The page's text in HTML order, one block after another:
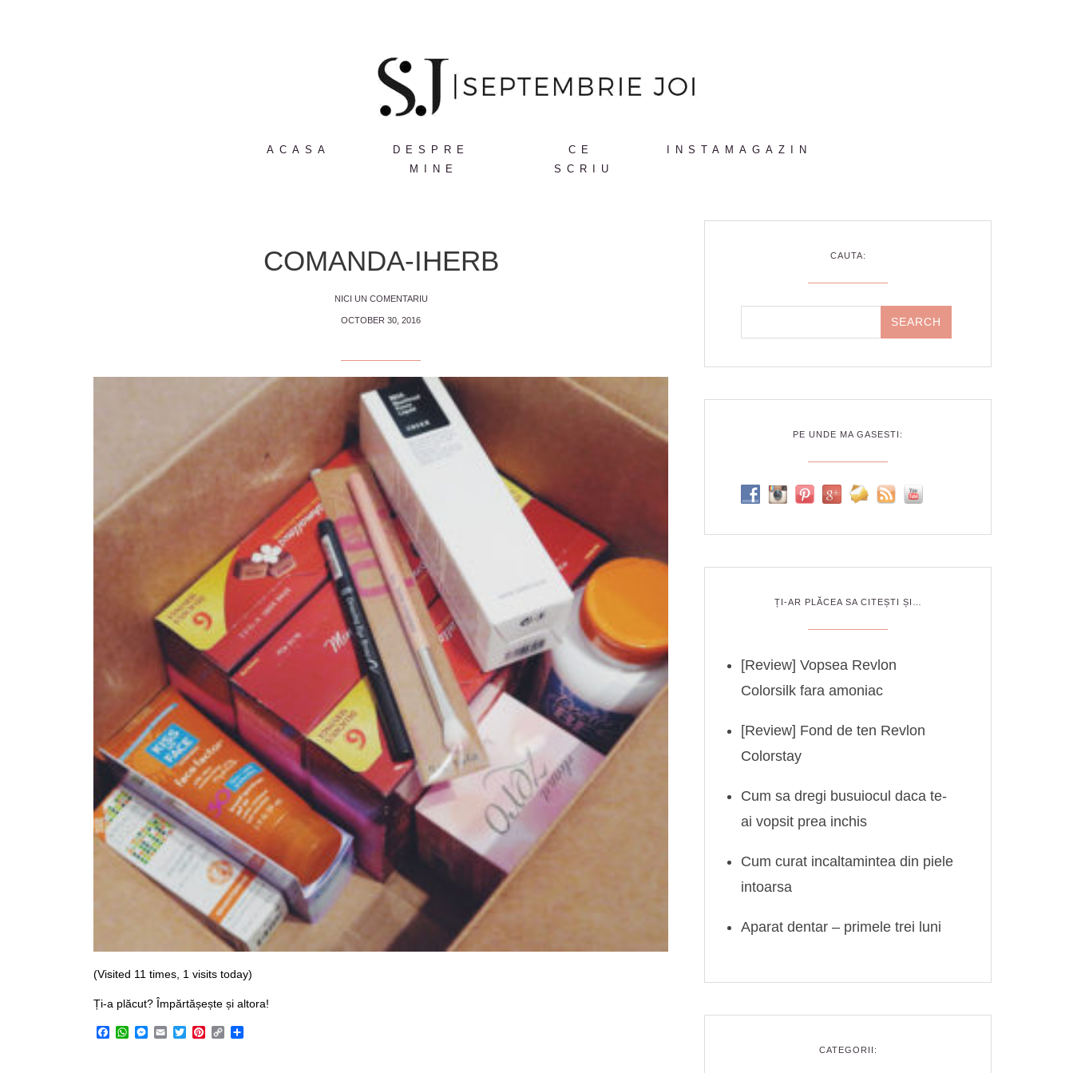
ACASA
DESPRE
MINE
CE
SCRIU
INSTAMAGAZIN
COMANDA-IHERB
NICI UN COMENTARIU
OCTOBER 30, 2016
(Visited 11 times, 1 visits today)
Ți-a plăcut? Împărtășește și altora!
Facebook
WhatsApp
Messenger
EmailTwitterPinterest
Copy
CAUTA:
PE UNDE MA GASESTI:
ȚI-AR PLĂCEA SA CITEȘTI ȘI…
[Review] Vopsea Revlon
Colorsilk fara amoniac
[Review] Fond de ten Revlon
Colorstay
Cum sa dregi busuiocul daca te-
ai vopsit prea inchis
Cum curat incaltamintea din piele
intoarsa
Aparat dentar – primele trei luni
CATEGORII: